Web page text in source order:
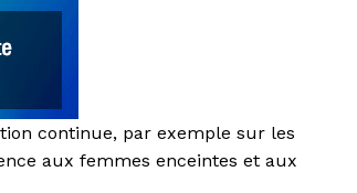
continue, par exemple sur les
aux femmes enceintes et aux